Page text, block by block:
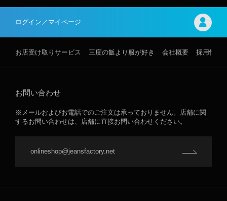
ログイン／マイページ
お店受け取りサービス 三度の飯より服が好き 会社概要 採用情報
お問い合わせ
※メールおよびお電話でのご注文は承っておりません。店舗に関
するお問い合わせは、店舗に直接お問い合わせください。
onlineshop@jeansfactory.net